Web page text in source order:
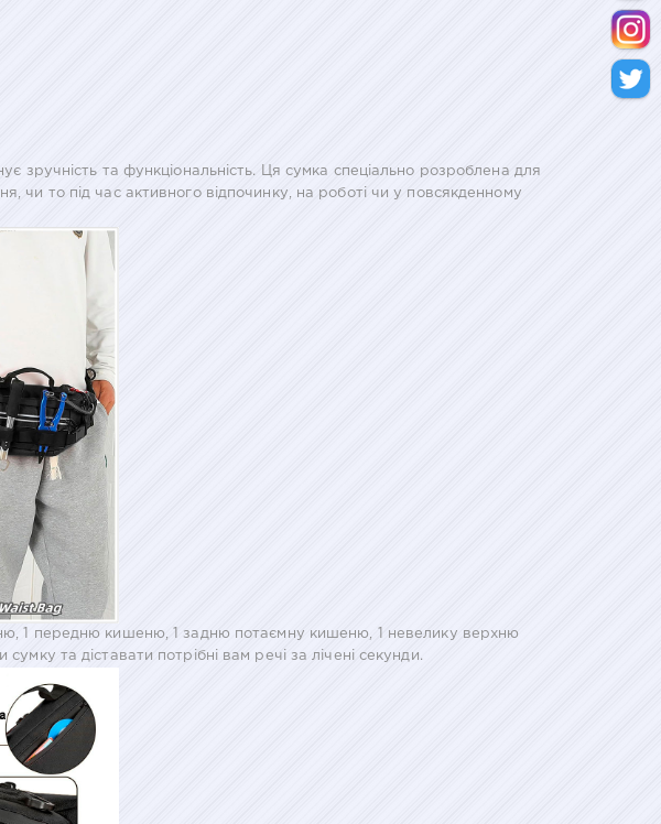
зручність та функціональність. Ця сумка спеціально розроблена для
чи то під час активного відпочинку, на роботі чи у повсякденному
1 передню кишеню, 1 задню потаємну кишеню, 1 невелику верхню
та діставати потрібні вам речі за лічені секунди.